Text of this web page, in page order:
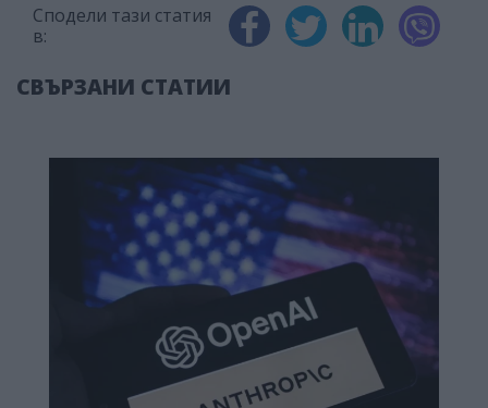
Сподели тази статия
в:
СВЪРЗАНИ СТАТИИ